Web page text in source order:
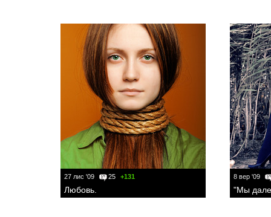
27 лис '09 25 +131
Любовь.
8 вер '09
"Мы